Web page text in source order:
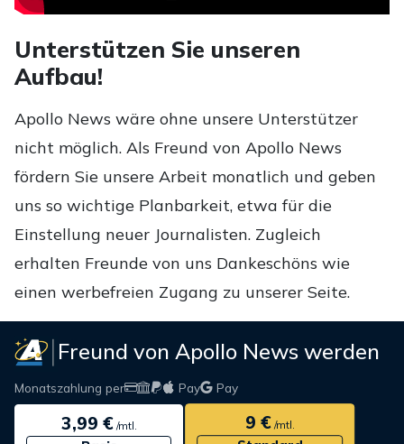
Unterstützen Sie unseren
Aufbau!
Apollo News wäre ohne unsere Unterstützer
nicht möglich. Als Freund von Apollo News
fördern Sie unsere Arbeit monatlich und geben
uns so wichtige Planbarkeit, etwa für die
Einstellung neuer Journalisten. Zugleich
erhalten Freunde von uns Dankeschöns wie
einen werbefreien Zugang zu unserer Seite.
Freund von Apollo News werden
Monatszahlung per Pay Pay
3,99 €/mtl. 9 €/mtl.